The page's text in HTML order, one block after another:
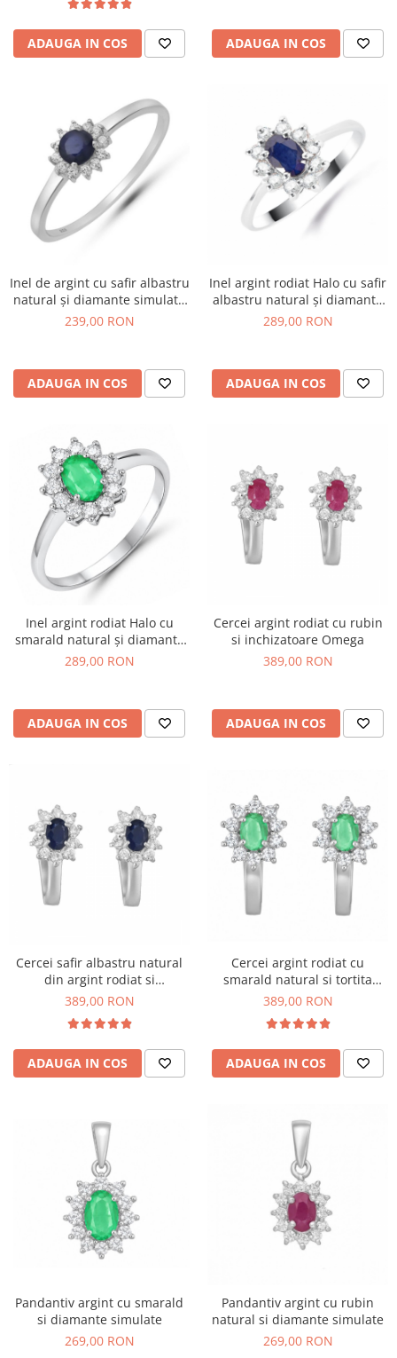
ADAUGA IN COS ADAUGA IN COS
Inel de argint cu safir albastru
natural și diamante simulate
CZ
239,00 RON
ADAUGA IN COS
Inel argint rodiat Halo cu safir
albastru natural și diamante
simulate
289,00 RON
ADAUGA IN COS
Inel argint rodiat Halo cu
smarald natural și diamante
simulate
289,00 RON
ADAUGA IN COS
Cercei argint rodiat cu rubin
si inchizatoare Omega
389,00 RON
ADAUGA IN COS
Cercei safir albastru natural
din argint rodiat si
închizătoare Omega
389,00 RON
ADAUGA IN COS
Cercei argint rodiat cu
smarald natural si tortita
Omega
389,00 RON
ADAUGA IN COS
Pandantiv argint cu smarald
si diamante simulate
269,00 RON
Pandantiv argint cu rubin
natural si diamante simulate
269,00 RON